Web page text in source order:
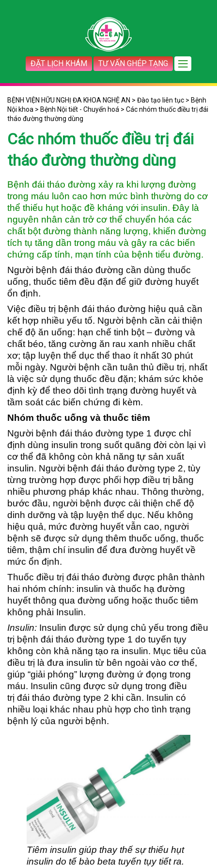
ĐẶT LỊCH KHÁM TƯ VẤN GHÉP TẠNG
BỆNH VIỆN HỮU NGHỊ ĐA KHOA NGHỆ AN > Đào tạo liên tục > Bệnh
Nội khoa > Bệnh Nội tiết - Chuyển hoá > Các nhóm thuốc điều trị đái
tháo đường thường dùng
Các nhóm thuốc điều trị đái
tháo đường thường dùng
Bệnh đái tháo đường xảy ra khi lượng đường
trong máu luôn cao hơn mức bình thường do cơ
thể thiếu hụt hoặc đề kháng với insulin. Đây là
nguyên nhân cản trở cơ thể chuyển hóa các
chất bột đường thành năng lượng, khiến đường
tích tụ tăng dần trong máu và gây ra các biến
chứng cấp tính, mạn tính của bệnh tiểu đường.
Người bệnh đái tháo đường cần dùng thuốc
uống, thuốc tiêm đều đặn để giữ đường huyết
ổn định.
Việc điều trị bệnh đái tháo đường hiệu quả cần
kết hợp nhiều yếu tố. Người bệnh cần cải thiện
chế độ ăn uống: hạn chế tinh bột – đường và
chất béo, tăng cường ăn rau xanh nhiều chất
xơ; tập luyện thể dục thể thao ít nhất 30 phút
mỗi ngày. Người bệnh cần tuân thủ điều trị, nhất
là việc sử dụng thuốc đều đặn; khám sức khỏe
định kỳ để theo dõi tình trạng đường huyết và
tầm soát các biến chứng đi kèm.
Nhóm thuốc uống và thuốc tiêm
Người bệnh đái tháo đường type 1 được chỉ
định dùng insulin trong suốt quãng đời còn lại vì
cơ thể đã không còn khả năng tự sản xuất
insulin. Người bệnh đái tháo đường type 2, tùy
từng trường hợp được phối hợp điều trị bằng
nhiều phương pháp khác nhau. Thông thường,
bước đầu, người bệnh được cải thiện chế độ
dinh dưỡng và tập luyện thể dục. Nếu không
hiệu quả, mức đường huyết vẫn cao, người
bệnh sẽ được sử dụng thêm thuốc uống, thuốc
tiêm, thậm chí insulin để đưa đường huyết về
mức ổn định.
Thuốc điều trị đái tháo đường được phân thành
hai nhóm chính: insulin và thuốc hạ đường
huyết thông qua đường uống hoặc thuốc tiêm
không phải Insulin.
Insulin: Insulin được sử dụng chủ yếu trong điều
trị bệnh đái tháo đường type 1 do tuyến tụy
không còn khả năng tạo ra insulin. Mục tiêu của
điều trị là đưa insulin từ bên ngoài vào cơ thể,
giúp “giải phóng” lượng đường ứ đọng trong
máu. Insulin cũng được sử dụng trong điều
trị đái tháo đường type 2 khi cần. Insulin có
nhiều loại khác nhau phù hợp cho tình trạng
bệnh lý của người bệnh.
Tiêm insulin giúp thay thế sự thiếu hụt
insulin do tế bào beta tuyến tụy tiết ra.